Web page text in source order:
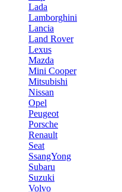
Lada
Lamborghini
Lancia
Land Rover
Lexus
Mazda
Mini Cooper
Mitsubishi
Nissan
Opel
Peugeot
Porsche
Renault
Seat
SsangYong
Subaru
Suzuki
Volvo